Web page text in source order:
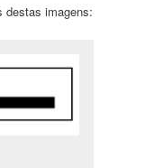
destas imagens: